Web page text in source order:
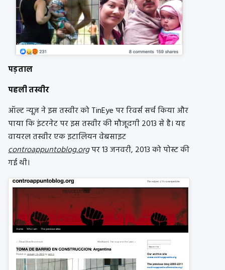
पड़ताल
पहली तस्वीर
ऑल्ट न्यूज़ ने इस तस्वीर को TinEye पर रिवर्स सर्च किया और
पाया कि इंटरनेट पर इस तस्वीर की मौजूदगी 2013 से है। यह
वायरल तस्वीर एक इटालियन वेबसाइट
controappuntoblog.orgपर 13 जनवरी, 2013 को पोस्ट की
गई थी।